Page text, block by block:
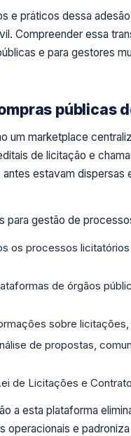
e práticos dessa
Compreender essa
e para gestores
públicas
um marketplace
de licitação e
estavam dispersas
gestão de
os processos
de órgãos
sobre
de propostas,
de Licitações e
a esta plataforma
e